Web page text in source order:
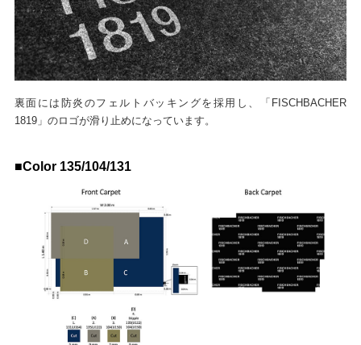
裏面には防炎のフェルトバッキングを採用し、「FISCHBACHER
1819」のロゴが滑り止めになっています。
■Color 135/104/131